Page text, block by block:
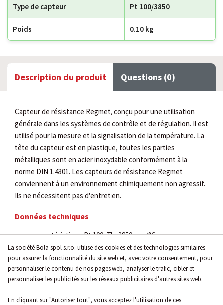
La société Bola spol s.r.o. utilise des cookies et des technologies similaires
pour assurer la fonctionnalité du site web et, avec votre consentement, pour
personnaliser le contenu de nos pages web, analyser le trafic, cibler et
personnaliser les publicités sur les réseaux publicitaires d'autres sites web.
En cliquant sur "Autoriser tout", vous acceptez l'utilisation de ces
Type de capteur Pt 100/3850
Poids 0.10 kg
Description du produit Questions (0)
Capteur de résistance Regmet, conçu pour une utilisation
générale dans les systèmes de contrôle et de régulation. Il est
utilisé pour la mesure et la signalisation de la température. La
tête du capteur est en plastique, toutes les parties
métalliques sont en acier inoxydable conformément à la
norme DIN 1.4301. Les capteurs de résistance Regmet
conviennent à un environnement chimiquement non agressif.
Ils ne nécessitent pas d'entretien.
Données techniques
caractéristique Pt 100, Tk=3850ppm/°C
exécution extérieure
plage de mesure de -30 à 80 °C
précision "classe B"
température ambiante : -30 à 80 °C
humidité relative < 80%